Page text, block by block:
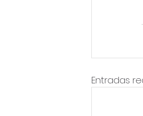
Entradas